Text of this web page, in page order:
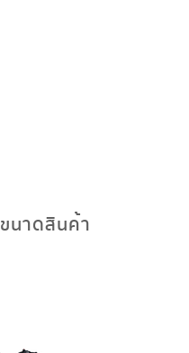
ขนาดสินค้า